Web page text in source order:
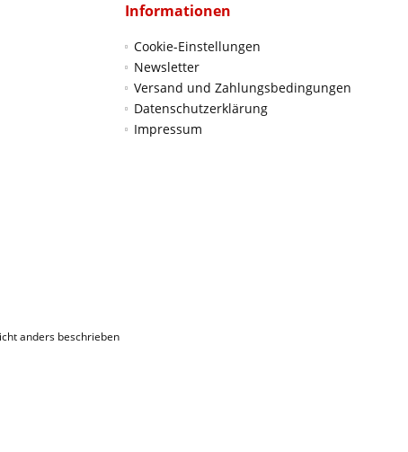
Informationen
Cookie-Einstellungen
Newsletter
Versand und Zahlungsbedingungen
Datenschutzerklärung
Impressum
anders beschrieben